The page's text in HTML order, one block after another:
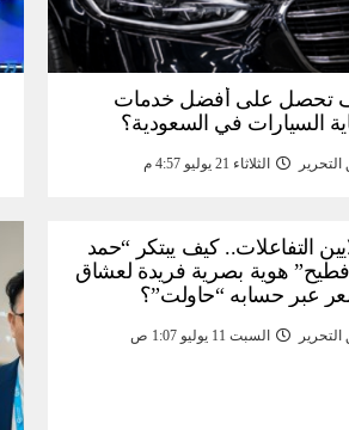
تحصل على أفضل خدمات
السيارات في السعودية؟
الثلاثاء 21 يوليو 4:57 م
التفاعلات.. كيف يبتكر “حمد
فطيح” هوية بصرية فريدة لعشاق
عبر حسابه “حاولت”؟
السبت 11 يوليو 1:07 ص